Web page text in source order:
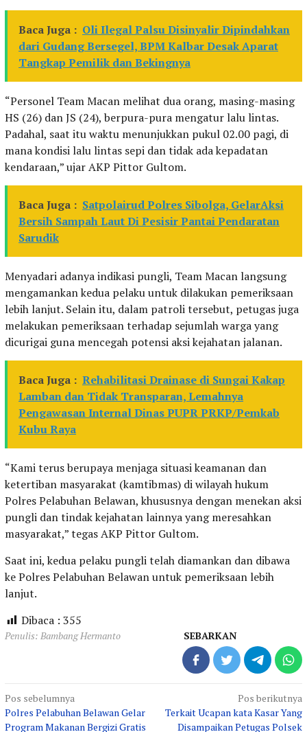
Baca Juga : Oli Ilegal Palsu Disinyalir Dipindahkan
dari Gudang Bersegel, BPM Kalbar Desak Aparat
Tangkap Pemilik dan Bekingnya
“Personel Team Macan melihat dua orang, masing-masing
HS (26) dan JS (24), berpura-pura mengatur lalu lintas.
Padahal, saat itu waktu menunjukkan pukul 02.00 pagi, di
mana kondisi lalu lintas sepi dan tidak ada kepadatan
kendaraan,” ujar AKP Pittor Gultom.
Baca Juga : Satpolairud Polres Sibolga, GelarAksi
Bersih Sampah Laut Di Pesisir Pantai Pendaratan
Sarudik
Menyadari adanya indikasi pungli, Team Macan langsung
mengamankan kedua pelaku untuk dilakukan pemeriksaan
lebih lanjut. Selain itu, dalam patroli tersebut, petugas juga
melakukan pemeriksaan terhadap sejumlah warga yang
dicurigai guna mencegah potensi aksi kejahatan jalanan.
Baca Juga : Rehabilitasi Drainase di Sungai Kakap
Lamban dan Tidak Transparan, Lemahnya
Pengawasan Internal Dinas PUPR PRKP/Pemkab
Kubu Raya
“Kami terus berupaya menjaga situasi keamanan dan
ketertiban masyarakat (kamtibmas) di wilayah hukum
Polres Pelabuhan Belawan, khususnya dengan menekan aksi
pungli dan tindak kejahatan lainnya yang meresahkan
masyarakat,” tegas AKP Pittor Gultom.
Saat ini, kedua pelaku pungli telah diamankan dan dibawa
ke Polres Pelabuhan Belawan untuk pemeriksaan lebih
lanjut.
Dibaca : 355
Penulis: Bambang Hermanto SEBARKAN
Navigasi
pos
Pos sebelumnya
Polres Pelabuhan Belawan Gelar
Program Makanan Bergizi Gratis
Pos berikutnya
Terkait Ucapan kata Kasar Yang
Disampaikan Petugas Polsek